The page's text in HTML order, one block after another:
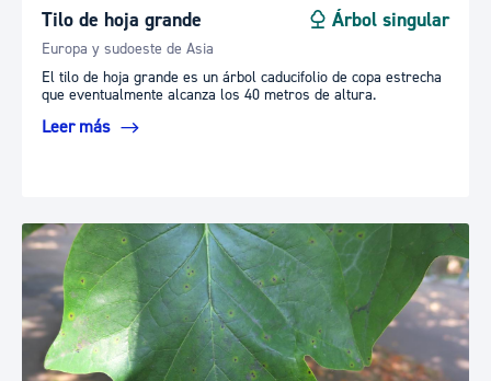
Tilo de hoja grande Árbol singular
Europa y sudoeste de Asia
El tilo de hoja grande es un árbol caducifolio de copa estrecha
que eventualmente alcanza los 40 metros de altura.
Leer más